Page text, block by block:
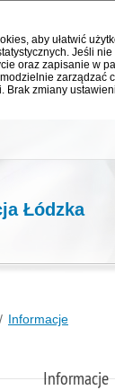
aby ułatwić
Jeśli
oraz zapisanie w
zarządzać
Brak zmiany
Łódzka
Informacje
Informacje